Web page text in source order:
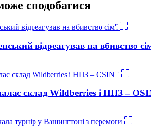
сподобатися
відреагував на вбивство
склад Wildberries і НПЗ –